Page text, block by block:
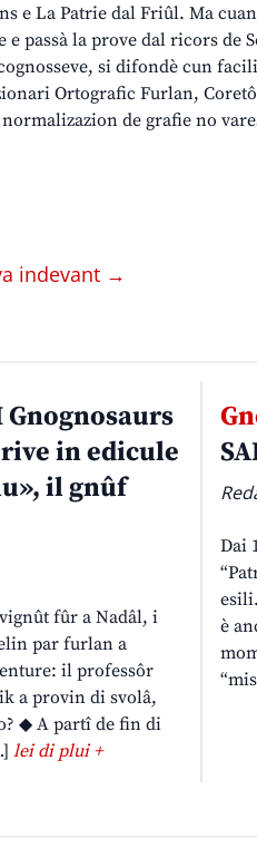
e La Patrie dal Friûl. Ma
e passà la prove dal ricors de
si difondè cun
Ortografic Furlan,
de grafie no
indevant →
in edicule
il gnûf
fûr a Nadâl, i
par furlan a
il professôr
a provin di svolâ,
◆ A partî de fin di
lei di plui +
Dai
è